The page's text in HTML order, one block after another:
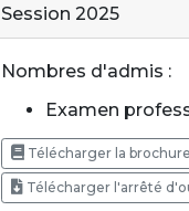
Session 2025
Nombres d'admis :
Examen
Télécharger la brochure
Télécharger l'arrêté